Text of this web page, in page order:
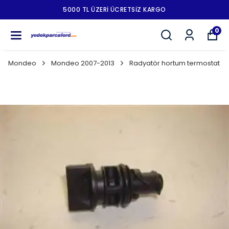
5000 TL ÜZERI ÜCRETSIZ KARGO
0
Mondeo Mondeo 2007-2013 Radyatör hortum termostat